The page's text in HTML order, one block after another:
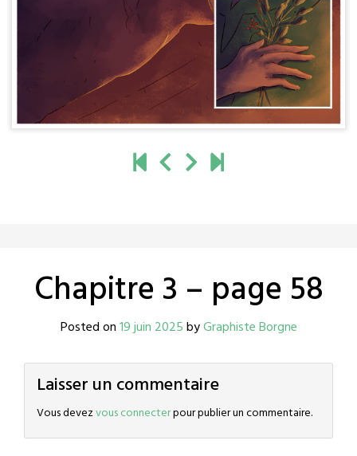
Chapitre 3 – page 58
Posted on19 juin 2025byGraphiste Borgne
Laisser un commentaire
Vous devezvous connecterpour publier un commentaire.